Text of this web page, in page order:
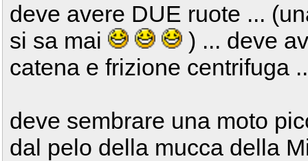
deve avere DUE ruote ...
si sa mai
) ... deve
catena e frizione centrifuga
deve sembrare una moto
dal pelo della mucca della